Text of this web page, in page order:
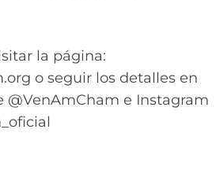
la página:
o seguir los detalles en
@VenAmCham e Instagram